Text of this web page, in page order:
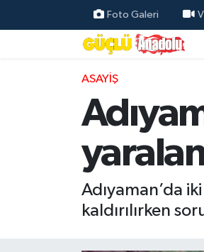
Foto Galeri
ASAYIŞ
Adıyaman’da
kaldırılırken
Özel Haber
Resmi İlanlar
Ekonomi
Gündem